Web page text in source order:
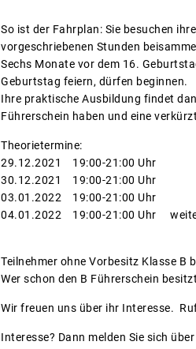
So ist der Fahrplan: Sie besuchen
vorgeschriebenen Stunden
Sechs Monate vor dem 16.
Geburtstag feiern, dürfen beginnen.
Ihre praktische Ausbildung findet
Führerschein haben und eine
Theorietermine:
29.12.2021 19:00-21:00 Uhr
30.12.2021 19:00-21:00 Uhr
03.01.2022 19:00-21:00 Uhr
04.01.2022 19:00-21:00 Uhr
Teilnehmer ohne Vorbesitz Klasse B
Wer schon den B Führerschein
Wir freuen uns über ihr Interesse.
Interesse? Dann melden Sie sich